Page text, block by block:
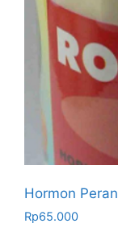
Hormon
Rp65.000